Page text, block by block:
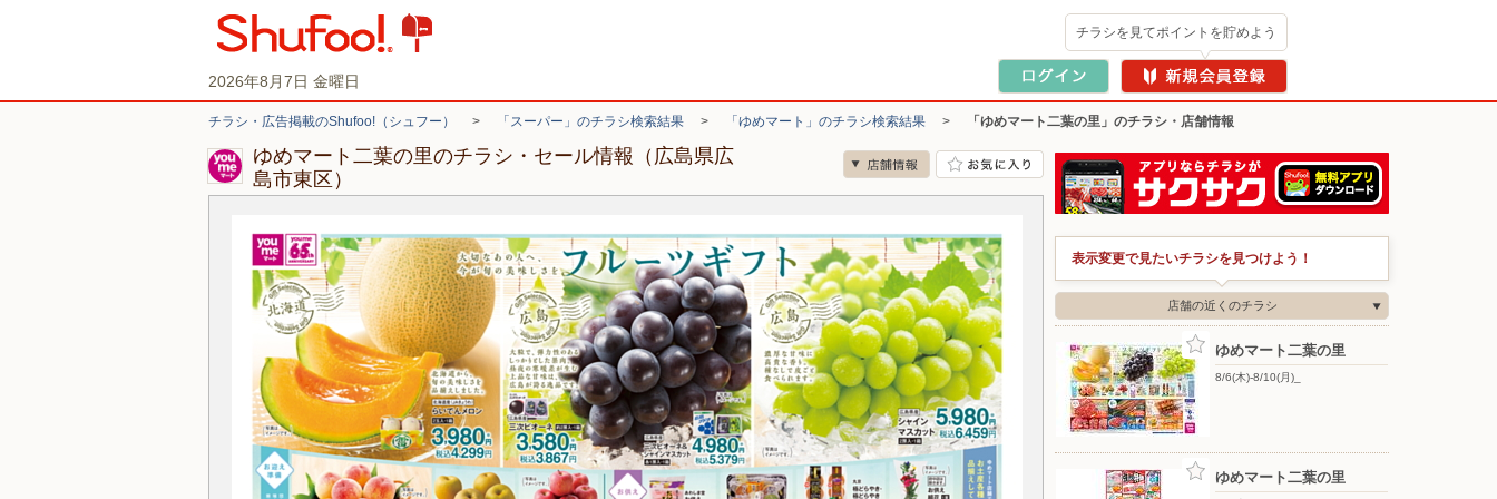
2026年8月7日 金曜日
チラシを見てポイントを貯めよう
チラシ・広告掲載のShufoo!（シュフー） > 「スーパー」のチラシ検索結果 > 「ゆめマート」のチラシ検索結果 > 「ゆめマート二葉の里」のチラシ・店舗情報
ゆめマート二葉の里のチラシ・セール情報（広島県広
島市東区）
表示変更で見たいチラシを見つけよう！
店舗の近くのチラシ
ゆめマート二葉の里
8/6(木)-8/10(月)_
ゆめマート二葉の里